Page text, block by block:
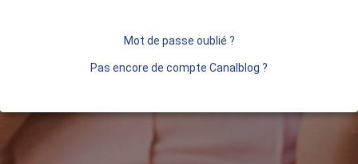
Mot de passe oublié ?
Pas encore de compte Canalblog ?